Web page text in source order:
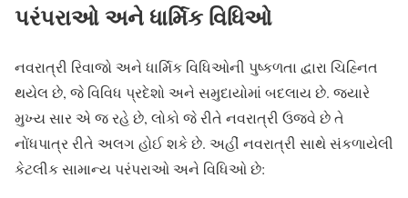
પરંપરાઓ અને ધાર્મિક વિધિઓ
નવરાત્રી રિવાજો અને ધાર્મિક વિધિઓની પુષ્કળતા દ્વારા ચિહ્નિત
થયેલ છે, જે વિવિધ પ્રદેશો અને સમુદાયોમાં બદલાય છે. જ્યારે
મુખ્ય સાર એ જ રહે છે, લોકો જે રીતે નવરાત્રી ઉજવે છે તે
નોંધપાત્ર રીતે અલગ હોઈ શકે છે. અહીં નવરાત્રી સાથે સંકળાયેલી
કેટલીક સામાન્ય પરંપરાઓ અને વિધિઓ છે: